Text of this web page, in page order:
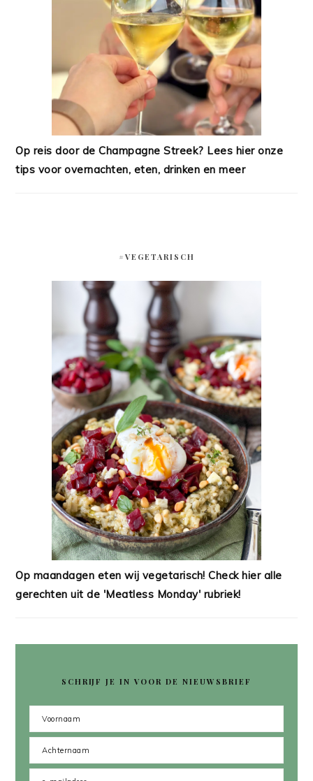
Op reis door de Champagne Streek? Lees hier onze
tips voor overnachten, eten, drinken en meer
#VEGETARISCH
Op maandagen eten wij vegetarisch! Check hier alle
gerechten uit de 'Meatless Monday' rubriek!
SCHRIJF JE IN VOOR DE NIEUWSBRIEF